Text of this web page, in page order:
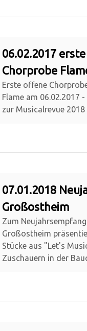
06.02.2017
Chorprobe
Erste offene
Flame am 06.02.2017
zur Musicalrevue 2018
07.01.2018
Großostheim
Zum
Großostheim
Stücke aus "Let's
Zuschauern in der